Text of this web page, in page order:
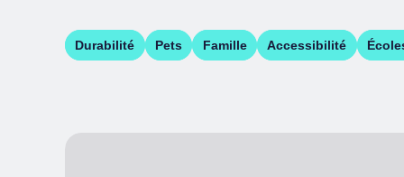
Durabilité Pets Famille Accessibilité